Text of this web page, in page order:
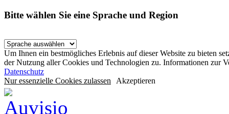
Bitte wählen Sie eine Sprache und Region
Um Ihnen ein bestmögliches Erlebnis auf dieser Website zu bieten
der Nutzung aller Cookies und Technologien zu. Informationen zur
Datenschutz
Nur essenzielle Cookies zulassen Akzeptieren